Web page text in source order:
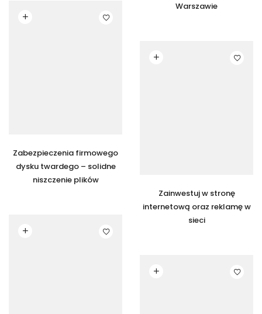
Warszawie
Zabezpieczenia firmowego
dysku twardego – solidne
niszczenie plików
Czytaj dalej
Zainwestuj w stronę
internetową oraz reklamę w
sieci
Czytaj dalej
Czytaj dalej
Czytaj dalej